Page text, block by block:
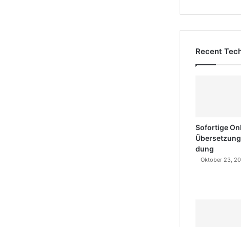
Recent
Sofortige
dung
Oktober 23,